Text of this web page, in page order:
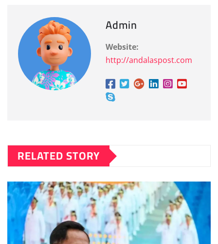
Admin
Website:
http://andalaspost.com
RELATED STORY